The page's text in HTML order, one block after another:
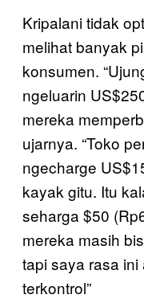
Kripalani tidak
melihat banyak
konsumen.
ngeluarin
mereka
ujarnya. “Toko
ngecharge
kayak gitu. Itu
seharga $50
mereka masih
tapi saya rasa
terkontrol”